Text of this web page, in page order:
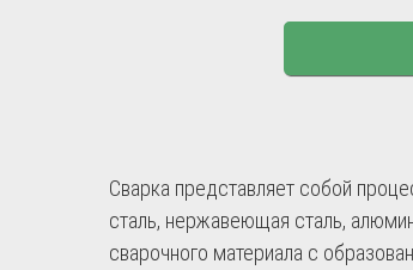
Сварка представляет собой
сталь, нержавеющая сталь,
сварочного материала с